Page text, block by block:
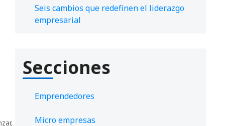
,
Seis cambios que redefinen el liderazgo
empresarial
Secciones
Emprendedores
Micro empresas